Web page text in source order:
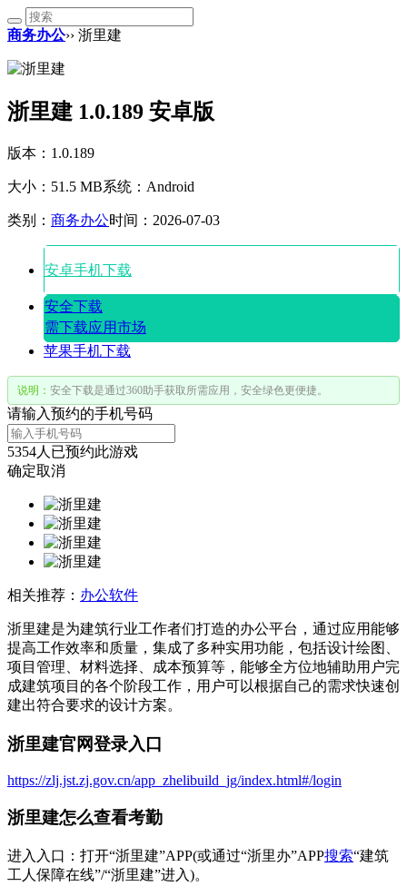
商务办公›› 浙里建
浙里建 1.0.189 安卓版
版本：1.0.189
大小：51.5 MB系统：Android
类别： 商务办公时间：2026-07-03
安卓手机下载
安全下载
需下载应用市场
苹果手机下载
说明： 安全下载是通过360助手获取所需应用，安全绿色更便捷。
请输入预约的手机号码
5354人已预约此游戏
确定取消
相关推荐： 办公软件
浙里建是为建筑行业工作者们打造的办公平台，通过应用能够
提高工作效率和质量，集成了多种实用功能，包括设计绘图、
项目管理、材料选择、成本预算等，能够全方位地辅助用户完
成建筑项目的各个阶段工作，用户可以根据自己的需求快速创
建出符合要求的设计方案。
浙里建官网登录入口
https://zlj.jst.zj.gov.cn/app_zhelibuild_jg/index.html#/login
浙里建怎么查看考勤
‌进入入口‌：打开“浙里建”APP(或通过“浙里办”APP搜索“建筑
工人保障在线”/“浙里建”进入)。